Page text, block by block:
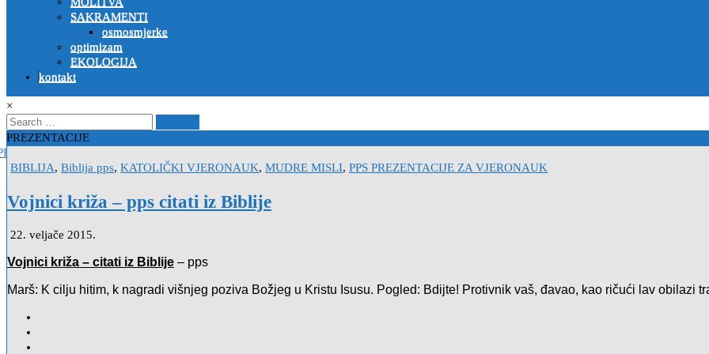
SAKRAMENTI
osmosmjerke
optimizam
EKOLOGIJA
kontakt
×
Search
for:
PREZENTACIJE
– pomalo pesimistična priča
Posted
BIBLIJA, Biblija pps, KATOLIČKI VJERONAUK, MUDRE MISLI, PPS PREZENTACIJE ZA VJERONAUK
Vojnici križa – pps citati iz Biblije
22. veljače 2015.
Vojnici križa – citati iz Biblije – pps
Marš: K cilju hitim, k nagradi višnjeg poziva Božjeg u Kristu Isusu. Pogled: Bdijte! Protivnik vaš, đavao, kao ričući lav obilazi